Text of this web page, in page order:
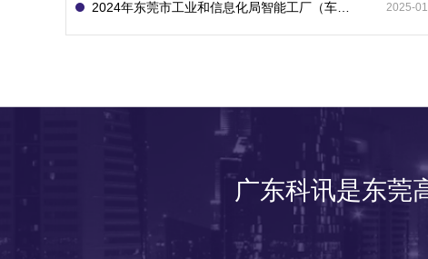
2025-
广东科讯是东莞